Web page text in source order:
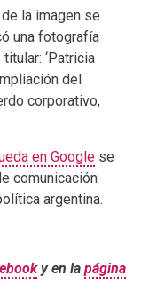
de la imagen se
una fotografía
‘Patricia
del
corporativo,
en Google se
comunicación
argentina.
y en la página